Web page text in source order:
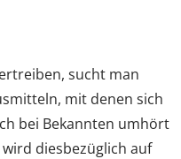
sucht man
mit denen sich
bei Bekannten umhört
diesbezüglich auf